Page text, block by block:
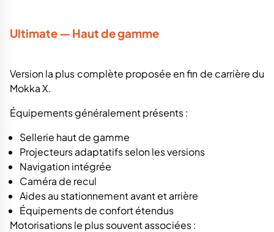
Ultimate — Haut de gamme
Version la plus complète proposée en fin de carrière du
Mokka X.
Équipements généralement présents :
Sellerie haut de gamme
Projecteurs adaptatifs selon les versions
Navigation intégrée
Caméra de recul
Aides au stationnement avant et arrière
Équipements de confort étendus
Motorisations le plus souvent associées :